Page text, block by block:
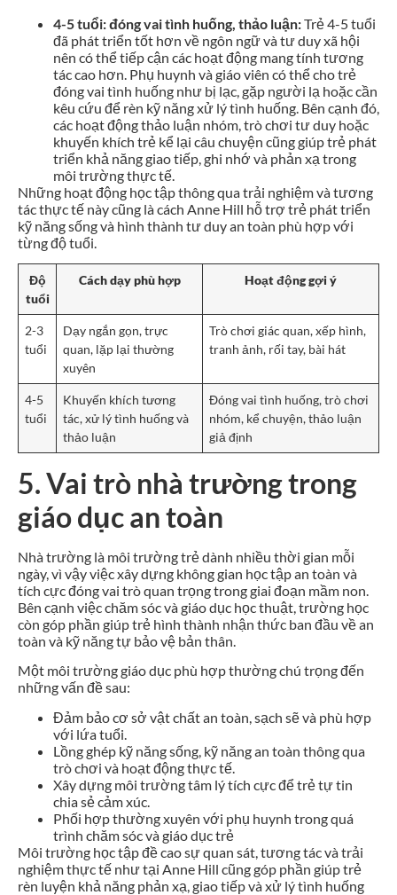
4-5 tuổi: đóng vai tình huống, thảo luận:Trẻ 4-5 tuổi
đã phát triển tốt hơn về ngôn ngữ và tư duy xã hội
nên có thể tiếp cận các hoạt động mang tính tương
tác cao hơn. Phụ huynh và giáo viên có thể cho trẻ
đóng vai tình huống như bị lạc, gặp người lạ hoặc cần
kêu cứu để rèn kỹ năng xử lý tình huống. Bên cạnh đó,
các hoạt động thảo luận nhóm, trò chơi tư duy hoặc
khuyến khích trẻ kể lại câu chuyện cũng giúp trẻ phát
triển khả năng giao tiếp, ghi nhớ và phản xạ trong
môi trường thực tế.
Những hoạt động học tập thông qua trải nghiệm và tương
tác thực tế này cũng là cách Anne Hill hỗ trợ trẻ phát triển
kỹ năng sống và hình thành tư duy an toàn phù hợp với
từng độ tuổi.
Độ
tuổi
Cách dạy phù hợp Hoạt động gợi ý
2-3
tuổi
Dạy ngắn gọn, trực
quan, lặp lại thường
xuyên
Trò chơi giác quan, xếp hình,
tranh ảnh, rối tay, bài hát
4-5
tuổi
Khuyến khích tương
tác, xử lý tình huống và
thảo luận
Đóng vai tình huống, trò chơi
nhóm, kể chuyện, thảo luận
giả định
5. Vai trò nhà trường trong
giáo dục an toàn
Nhà trường là môi trường trẻ dành nhiều thời gian mỗi
ngày, vì vậy việc xây dựng không gian học tập an toàn và
tích cực đóng vai trò quan trọng trong giai đoạn mầm non.
Bên cạnh việc chăm sóc và giáo dục học thuật, trường học
còn góp phần giúp trẻ hình thành nhận thức ban đầu về an
toàn và kỹ năng tự bảo vệ bản thân.
Một môi trường giáo dục phù hợp thường chú trọng đến
những vấn đề sau:
Đảm bảo cơ sở vật chất an toàn, sạch sẽ và phù hợp
với lứa tuổi.
Lồng ghép kỹ năng sống, kỹ năng an toàn thông qua
trò chơi và hoạt động thực tế.
Xây dựng môi trường tâm lý tích cực để trẻ tự tin
chia sẻ cảm xúc.
Phối hợp thường xuyên với phụ huynh trong quá
trình chăm sóc và giáo dục trẻ
Môi trường học tập đề cao sự quan sát, tương tác và trải
nghiệm thực tế như tại Anne Hill cũng góp phần giúp trẻ
rèn luyện khả năng phản xạ, giao tiếp và xử lý tình huống